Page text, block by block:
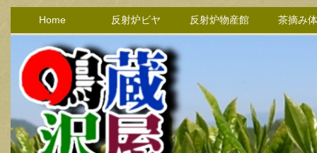
Home 反射炉ビヤ 反射炉物産館 茶摘み